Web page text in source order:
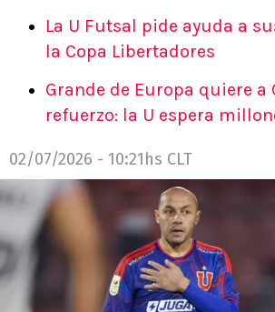
La U Futsal pide ayuda a
la Copa Libertadores
Grande de Europa quiere a
refuerzo: la U espera
02/07/2026 - 10:21hs CLT